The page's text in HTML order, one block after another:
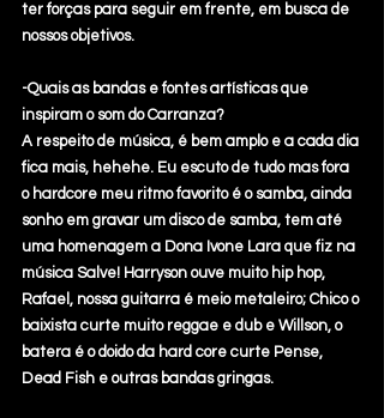
ter forças para seguir em frente, em busca de
nossos objetivos.
-Quais as bandas e fontes artísticas que
inspiram o som do Carranza?
A respeito de música, é bem amplo e a cada dia
fica mais, hehehe. Eu escuto de tudo mas fora
o hardcore meu ritmo favorito é o samba, ainda
sonho em gravar um disco de samba, tem até
uma homenagem a Dona Ivone Lara que fiz na
música Salve! Harryson ouve muito hip hop,
Rafael, nossa guitarra é meio metaleiro; Chico o
baixista curte muito reggae e dub e Willson, o
batera é o doido da hard core curte Pense,
Dead Fish e outras bandas gringas.